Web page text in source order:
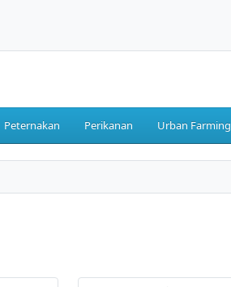
Peternakan Perikanan Urban Farming